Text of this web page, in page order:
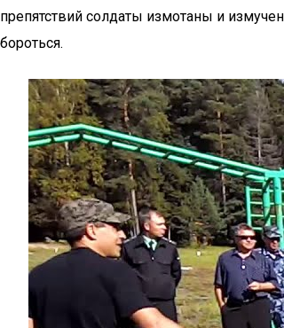
препятствий солдаты измотаны и
бороться.